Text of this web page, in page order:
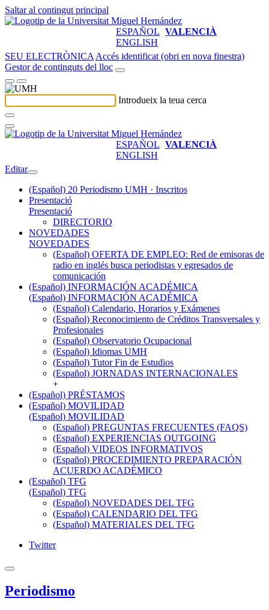
Saltar al contingut principal
ESPAÑOL VALENCIÀ
ENGLISH
SEU ELECTRÒNICA Accés identificat (obri en nova finestra)
Gestor de continguts del lloc
Introdueix la teua cerca
ESPAÑOL VALENCIÀ
ENGLISH
Editar
(Español) 20 Periodismo UMH · Inscritos
Presentació
Presentació
DIRECTORIO
NOVEDADES
NOVEDADES
(Español) OFERTA DE EMPLEO: Red de emisoras de
radio en inglés busca periodistas y egresados de
comunicación
(Español) INFORMACIÓN ACADÉMICA
(Español) INFORMACIÓN ACADÉMICA
(Español) Calendario, Horarios y Exámenes
(Español) Reconocimiento de Créditos Transversales y
Profesionales
(Español) Observatorio Ocupacional
(Español) Idiomas UMH
(Español) Tutor Fin de Estudios
(Español) JORNADAS INTERNACIONALES
+
(Español) PRÉSTAMOS
(Español) MOVILIDAD
(Español) MOVILIDAD
(Español) PREGUNTAS FRECUENTES (FAQS)
(Español) EXPERIENCIAS OUTGOING
(Español) VIDEOS INFORMATIVOS
(Español) PROCEDIMIENTO PREPARACIÓN
ACUERDO ACADÉMICO
(Español) TFG
(Español) TFG
(Español) NOVEDADES DEL TFG
(Español) CALENDARIO DEL TFG
(Español) MATERIALES DEL TFG
Twitter
Periodismo